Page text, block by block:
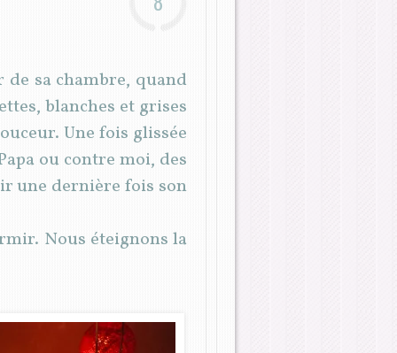
sa chambre, quand
blanches et grises
Une fois glissée
ou contre moi, des
une dernière fois son
Nous éteignons la